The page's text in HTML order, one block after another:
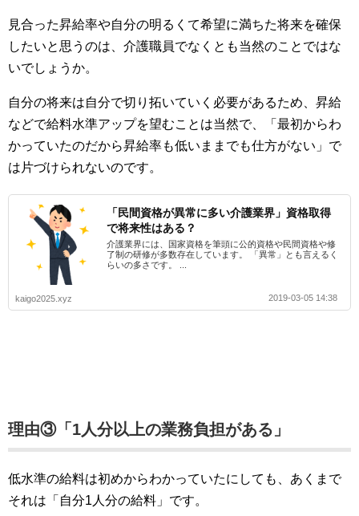
見合った昇給率や自分の明るくて希望に満ちた将来を確保
したいと思うのは、介護職員でなくとも当然のことではな
いでしょうか。
自分の将来は自分で切り拓いていく必要があるため、昇給
などで給料水準アップを望むことは当然で、「最初からわ
かっていたのだから昇給率も低いままでも仕方がない」で
は片づけられないのです。
「民間資格が異常に多い介護業界」資格取得
で将来性はある？
介護業界には、国家資格を筆頭に公的資格や民間資格や修
了制の研修が多数存在しています。 「異常」とも言えるく
らいの多さです。 ...
kaigo2025.xyz 2019-03-05 14:38
理由③「1人分以上の業務負担がある」
低水準の給料は初めからわかっていたにしても、あくまで
それは「自分1人分の給料」です。